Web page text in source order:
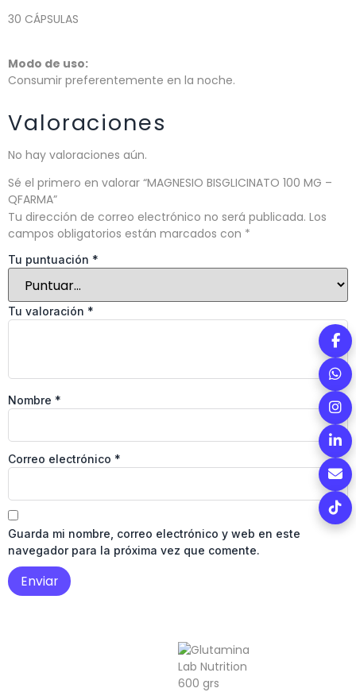
30 CÁPSULAS
Modo de uso:
Consumir preferentemente en la noche.
Valoraciones
No hay valoraciones aún.
Sé el primero en valorar “MAGNESIO BISGLICINATO 100 MG –
QFARMA”
Tu dirección de correo electrónico no será publicada. Los
campos obligatorios están marcados con *
Tu puntuación *
Tu valoración *
Nombre *
Correo electrónico *
Guarda mi nombre, correo electrónico y web en este
navegador para la próxima vez que comente.